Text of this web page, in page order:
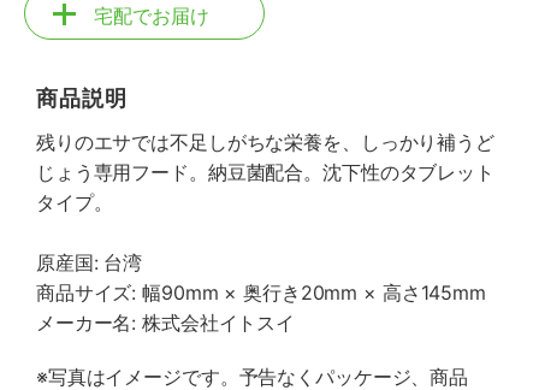
宅配でお届け
商品説明
残りのエサでは不足しがちな栄養を、しっかり補うど
じょう専用フード。納豆菌配合。沈下性のタブレット
タイプ。
原産国: 台湾
商品サイズ: 幅90mm × 奥行き20mm × 高さ145mm
メーカー名: 株式会社イトスイ
※写真はイメージです。予告なくパッケージ、商品